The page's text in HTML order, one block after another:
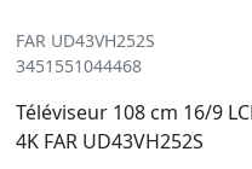
FAR UD43VH252S
3451551044468
Téléviseur 108 cm 16/9
4K FAR UD43VH252S